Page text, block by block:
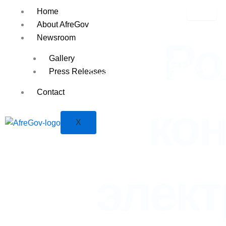
Home
About AfreGov
Newsroom
Gallery
Press Releases
Contact
X
Home
Роль оттенка